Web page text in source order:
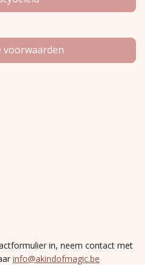
voorwaarden
in, neem contact met
info@akindofmagic.be